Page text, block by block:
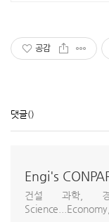
공감
댓글()
Engi's
건설 과학, 경